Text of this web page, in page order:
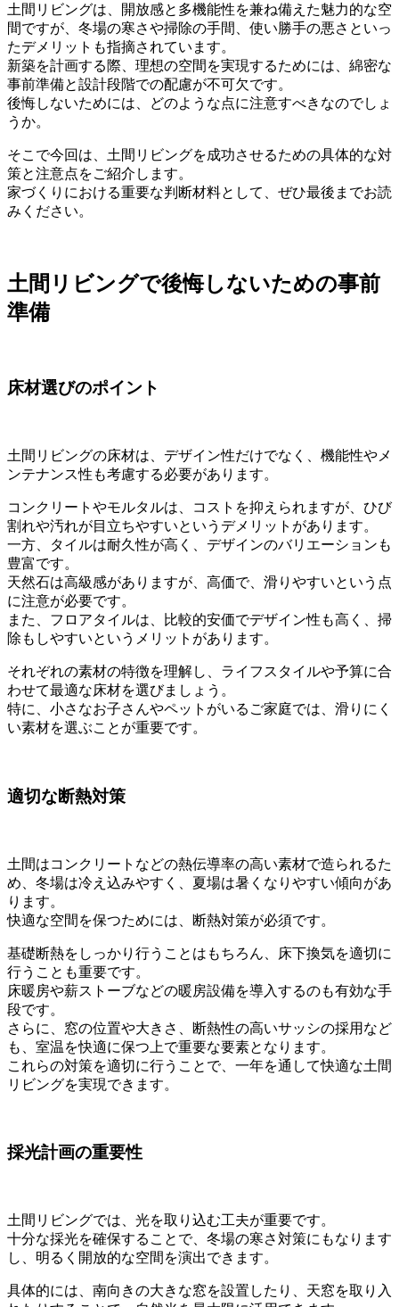
土間リビングは、開放感と多機能性を兼ね備えた魅力的な空
間ですが、冬場の寒さや掃除の手間、使い勝手の悪さといっ
たデメリットも指摘されています。
新築を計画する際、理想の空間を実現するためには、綿密な
事前準備と設計段階での配慮が不可欠です。
後悔しないためには、どのような点に注意すべきなのでしょ
うか。
そこで今回は、土間リビングを成功させるための具体的な対
策と注意点をご紹介します。
家づくりにおける重要な判断材料として、ぜひ最後までお読
みください。
土間リビングで後悔しないための事前
準備
床材選びのポイント
土間リビングの床材は、デザイン性だけでなく、機能性やメ
ンテナンス性も考慮する必要があります。
コンクリートやモルタルは、コストを抑えられますが、ひび
割れや汚れが目立ちやすいというデメリットがあります。
一方、タイルは耐久性が高く、デザインのバリエーションも
豊富です。
天然石は高級感がありますが、高価で、滑りやすいという点
に注意が必要です。
また、フロアタイルは、比較的安価でデザイン性も高く、掃
除もしやすいというメリットがあります。
それぞれの素材の特徴を理解し、ライフスタイルや予算に合
わせて最適な床材を選びましょう。
特に、小さなお子さんやペットがいるご家庭では、滑りにく
い素材を選ぶことが重要です。
適切な断熱対策
土間はコンクリートなどの熱伝導率の高い素材で造られるた
め、冬場は冷え込みやすく、夏場は暑くなりやすい傾向があ
ります。
快適な空間を保つためには、断熱対策が必須です。
基礎断熱をしっかり行うことはもちろん、床下換気を適切に
行うことも重要です。
床暖房や薪ストーブなどの暖房設備を導入するのも有効な手
段です。
さらに、窓の位置や大きさ、断熱性の高いサッシの採用など
も、室温を快適に保つ上で重要な要素となります。
これらの対策を適切に行うことで、一年を通して快適な土間
リビングを実現できます。
採光計画の重要性
土間リビングでは、光を取り込む工夫が重要です。
十分な採光を確保することで、冬場の寒さ対策にもなります
し、明るく開放的な空間を演出できます。
具体的には、南向きの大きな窓を設置したり、天窓を取り入